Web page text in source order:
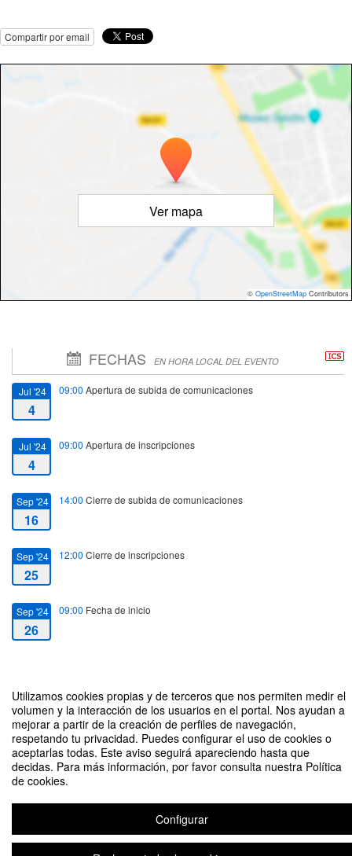
Utilizamos cookies propias y de terceros que nos permiten medir el
volumen y la interacción de los usuarios en el portal. Nos ayudan a
mejorar a partir de la creación de perfiles de navegación,
respetando tu privacidad. Puedes configurar el uso de cookies o
aceptarlas todas. Este aviso seguirá apareciendo hasta que
decidas. Para más información, por favor consulta nuestra Política
de cookies.
Configurar
Compartir por email
Ver mapa
© OpenStreetMap Contributors
FECHAS EN HORA LOCAL DEL EVENTO
Jul '24
4
09:00 Apertura de subida de comunicaciones
Jul '24
4
09:00 Apertura de inscripciones
Sep '24
16
14:00 Cierre de subida de comunicaciones
Sep '24
25
12:00 Cierre de inscripciones
Sep '24
26
09:00 Fecha de inicio
IV Congreso nacional de Derecho a la vivienda: aspectos jurídicos de la
rehabilitación y la mejora de la eficiencia energética de edificios en régimen
de propiedad horizontal y su financiación
Organizado por Directoras: María Teresa Alonso Pérez, Esther Hernández
Sainz y Loreto Mate Satué. Secretaría técnica: Andrea Castillo Olano
Plataforma de organización de eventos Symposium